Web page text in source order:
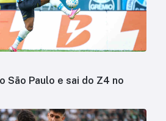
São Paulo e sai do Z4 no